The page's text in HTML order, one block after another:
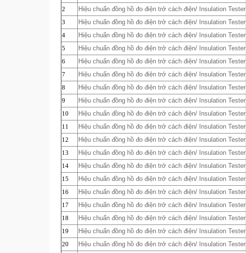
2
Hiệu chuẩn đồng hồ đo điện trở cách điện/ Insulation Tester
3
Hiệu chuẩn đồng hồ đo điện trở cách điện/ Insulation Tester
4
Hiệu chuẩn đồng hồ đo điện trở cách điện/ Insulation Tester
5
Hiệu chuẩn đồng hồ đo điện trở cách điện/ Insulation Tester
6
Hiệu chuẩn đồng hồ đo điện trở cách điện/ Insulation Tester
7
Hiệu chuẩn đồng hồ đo điện trở cách điện/ Insulation Tester
8
Hiệu chuẩn đồng hồ đo điện trở cách điện/ Insulation Tester
9
Hiệu chuẩn đồng hồ đo điện trở cách điện/ Insulation Tester
10
Hiệu chuẩn đồng hồ đo điện trở cách điện/ Insulation Tester
11
Hiệu chuẩn đồng hồ đo điện trở cách điện/ Insulation Tester
12
Hiệu chuẩn đồng hồ đo điện trở cách điện/ Insulation Tester
13
Hiệu chuẩn đồng hồ đo điện trở cách điện/ Insulation Tester
14
Hiệu chuẩn đồng hồ đo điện trở cách điện/ Insulation Tester
15
Hiệu chuẩn đồng hồ đo điện trở cách điện/ Insulation Tester
16
Hiệu chuẩn đồng hồ đo điện trở cách điện/ Insulation Tester
17
Hiệu chuẩn đồng hồ đo điện trở cách điện/ Insulation Tester
18
Hiệu chuẩn đồng hồ đo điện trở cách điện/ Insulation Tester
19
Hiệu chuẩn đồng hồ đo điện trở cách điện/ Insulation Tester
20
Hiệu chuẩn đồng hồ đo điện trở cách điện/ Insulation Tester